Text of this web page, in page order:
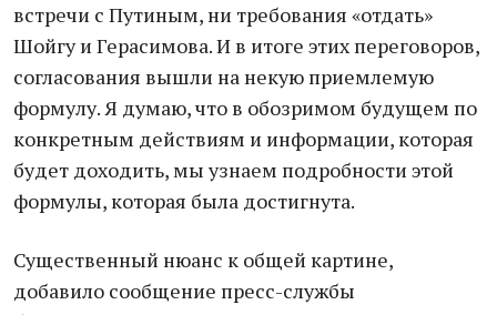
встречи с Путиным, ни требования «отдать»
Шойгу и Герасимова. И в итоге этих переговоров,
согласования вышли на некую приемлемую
формулу. Я думаю, что в обозримом будущем по
конкретным действиям и информации, которая
будет доходить, мы узнаем подробности этой
формулы, которая была достигнута.
Существенный нюанс к общей картине,
добавило сообщение пресс-службы